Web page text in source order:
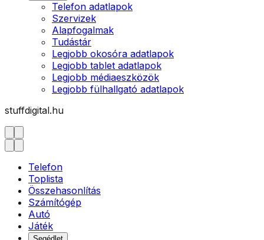
Telefon adatlapok
Szervizek
Alapfogalmak
Tudástár
Legjobb okosóra adatlapok
Legjobb tablet adatlapok
Legjobb médiaeszközök
Legjobb fülhallgató adatlapok
stuffdigital.hu
Telefon
Toplista
Összehasonlítás
Számítógép
Autó
Játék